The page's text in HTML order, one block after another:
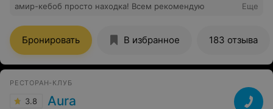
амир-кебоб просто находка! Всем рекомендую
Еще
Бронировать В избранное 183 отзыва
РЕСТОРАН-КЛУБ
3.8 Aura